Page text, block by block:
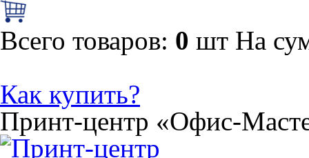
Всего товаров: 0 шт На
Как купить?
Принт-центр «Офис-